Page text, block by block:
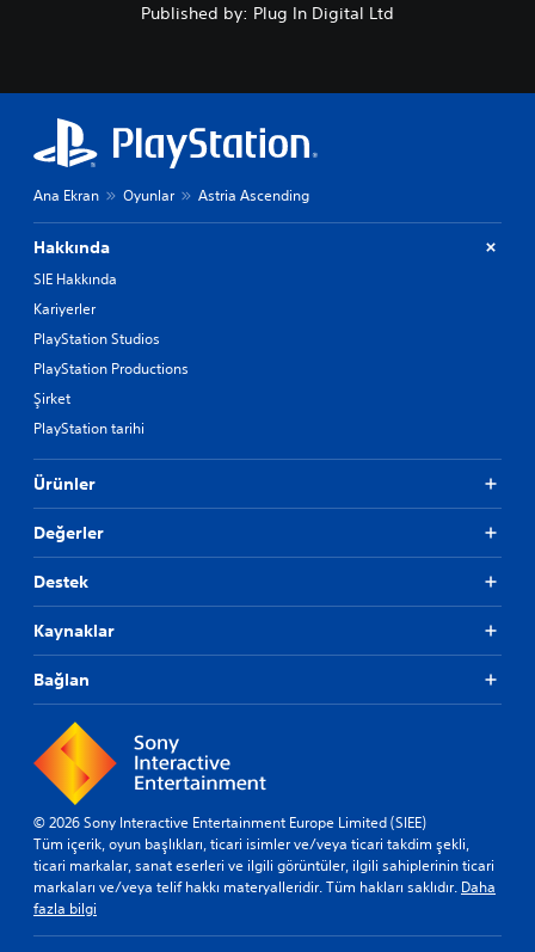
Published by: Plug In Digital Ltd
Ana Ekran Oyunlar Astria Ascending
Hakkında
SIE Hakkında
Kariyerler
PlayStation Studios
PlayStation Productions
Şirket
PlayStation tarihi
Ürünler
Değerler
Destek
Kaynaklar
Bağlan
© 2026 Sony Interactive Entertainment Europe Limited (SIEE)
Tüm içerik, oyun başlıkları, ticari isimler ve/veya ticari takdim şekli,
ticari markalar, sanat eserleri ve ilgili görüntüler, ilgili sahiplerinin ticari
markaları ve/veya telif hakkı materyalleridir. Tüm hakları saklıdır. Daha
fazla bilgi